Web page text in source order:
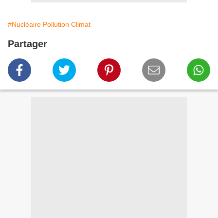
#Nucléaire Pollution Climat
Partager